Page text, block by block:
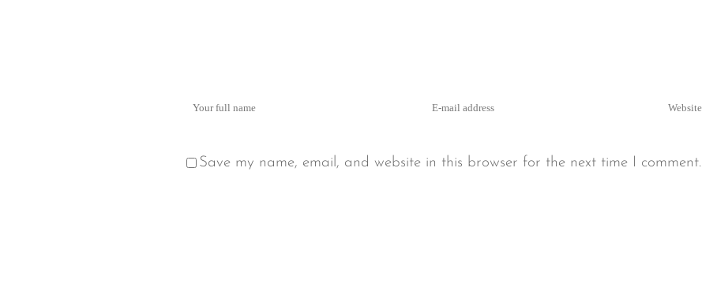
Save my name, email, and website in this browser for the next time I comment.